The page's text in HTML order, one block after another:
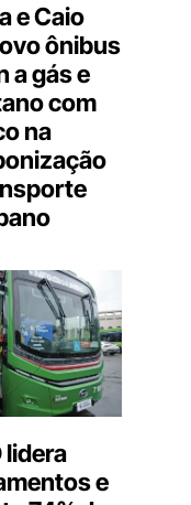
e Caio
ônibus
a gás e
com
na
lidera
e